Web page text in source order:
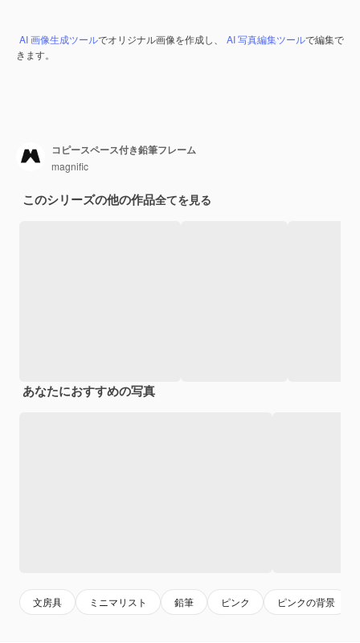
AI 画像生成ツールでオリジナル画像を作成し、 AI 写真編集ツールで編集で
きます。
コピースペース付き鉛筆フレーム
magnific
このシリーズの他の作品全てを見る
あなたにおすすめの写真
文房具 ミニマリスト 鉛筆 ピンク ピンクの背景